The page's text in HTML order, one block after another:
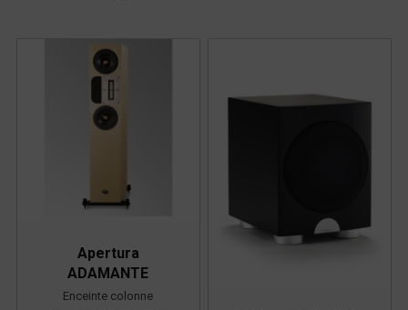
Apertura
ADAMANTE
Enceinte colonne